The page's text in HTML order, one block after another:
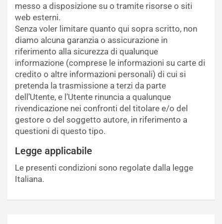
messo a disposizione su o tramite risorse o siti
web esterni.
Senza voler limitare quanto qui sopra scritto, non
diamo alcuna garanzia o assicurazione in
riferimento alla sicurezza di qualunque
informazione (comprese le informazioni su carte di
credito o altre informazioni personali) di cui si
pretenda la trasmissione a terzi da parte
dell’Utente, e l’Utente rinuncia a qualunque
rivendicazione nei confronti del titolare e/o del
gestore o del soggetto autore, in riferimento a
questioni di questo tipo.
Legge applicabile
Le presenti condizioni sono regolate dalla legge
Italiana.